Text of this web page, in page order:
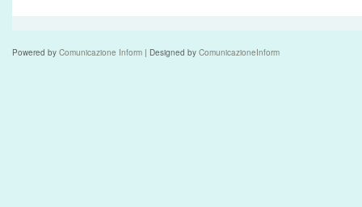
Powered by Comunicazione Inform | Designed by ComunicazioneInform